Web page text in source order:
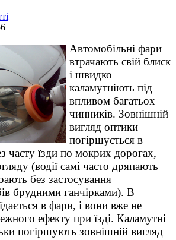
Автомобільні фари
втрачають свій блиск
і швидко
каламутніють під
впливом багатьох
чинників. Зовнішній
вигляд оптики
погіршується в
часту їзди по мокрих дорогах,
(водії самі часто дряпають
без застосування
брудними ганчірками). В
в фари, і вони вже не
ефекту при їзді. Каламутні
погіршують зовнішній вигляд